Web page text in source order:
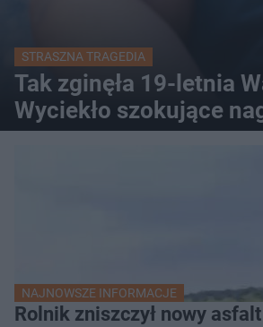
STRASZNA TRAGEDIA
Tak zginęła 19-letnia
Wyciekło szokujące
NAJNOWSZE INFORMACJE
Rolnik zniszczył nowy